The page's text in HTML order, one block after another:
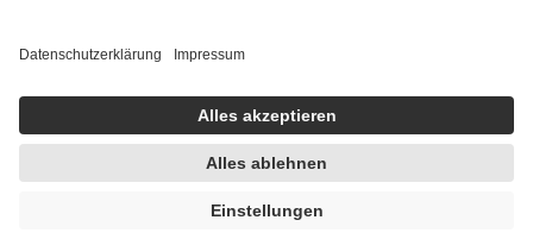
Einholung von Bewertungen. Trusted Shops hat Maßnahmen
getroffen, um sicherzustellen, dass es sich um echte Bewertungen
handelt. Mehr Informationen findest du hier:
https://help.etrusted.com/hc/de/articles/4419944605341